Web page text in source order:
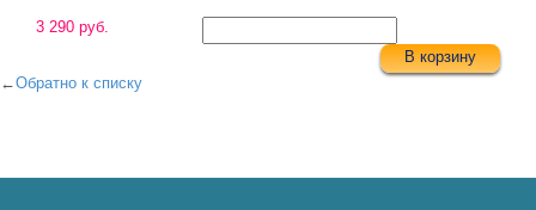
3 290 руб.
В корзину
←Обратно к списку